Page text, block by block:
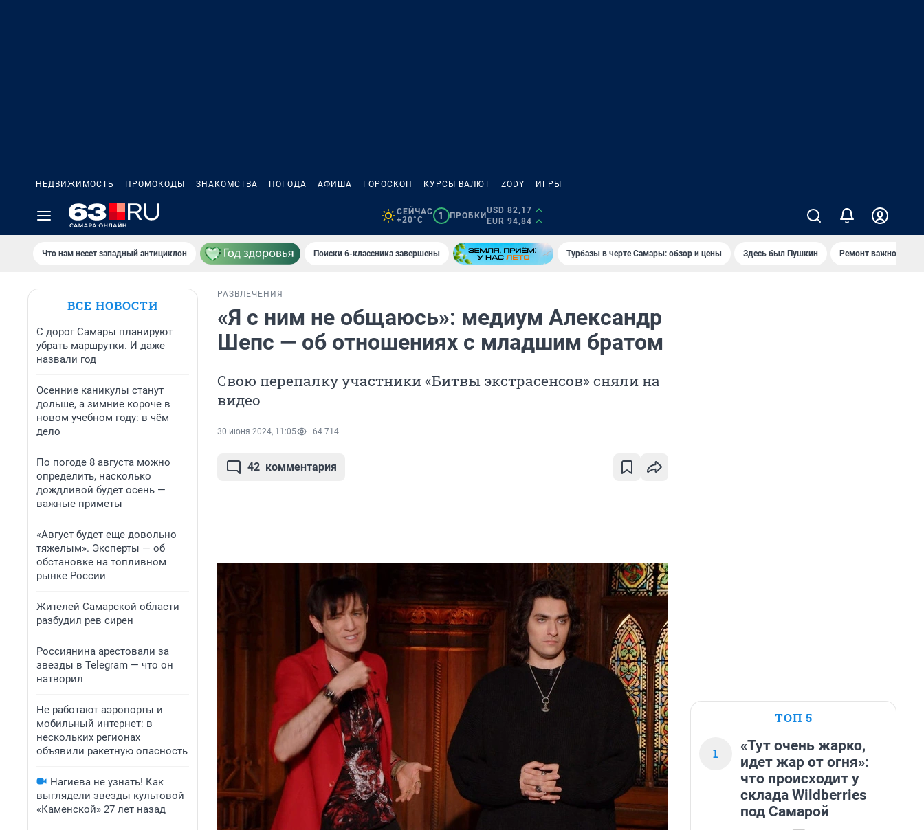
НЕДВИЖИМОСТЬ ПРОМОКОДЫ ЗНАКОМСТВА ПОГОДА АФИША ГОРОСКОП КУРСЫ ВАЛЮТ ZODY ИГРЫ
СЕЙЧАС
+20°C
1 ПРОБКИ
USD 82,17
EUR 94,84
Что нам несет западный антициклон Поиски 6-классника завершены Турбазы в черте Самары: обзор и цены Здесь был Пушкин Ремонт важного
ВСЕ НОВОСТИ
С дорог Самары планируют
убрать маршрутки. И даже
назвали год
Осенние каникулы станут
дольше, а зимние короче в
новом учебном году: в чём
дело
По погоде 8 августа можно
определить, насколько
дождливой будет осень —
важные приметы
«Август будет еще довольно
тяжелым». Эксперты — об
обстановке на топливном
рынке России
Жителей Самарской области
разбудил рев сирен
Россиянина арестовали за
звезды в Telegram — что он
натворил
Не работают аэропорты и
мобильный интернет: в
нескольких регионах
объявили ракетную опасность
Нагиева не узнать! Как
выглядели звезды культовой
«Каменской» 27 лет назад
РАЗВЛЕЧЕНИЯ
«Я с ним не общаюсь»: медиум Александр
Шепс — об отношениях с младшим братом
Свою перепалку участники «Битвы экстрасенсов» сняли на
видео
30 июня 2024, 11:05 64 714
42 комментария
ТОП 5
1
«Тут очень жарко,
идет жар от огня»:
что происходит у
склада Wildberries
под Самарой